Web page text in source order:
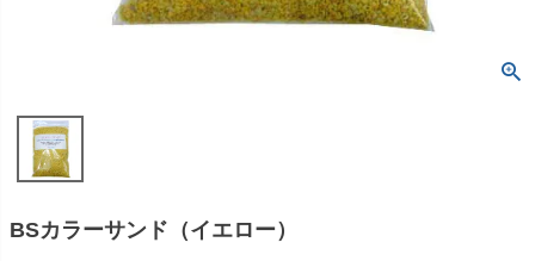
BSカラーサンド（イエロー）